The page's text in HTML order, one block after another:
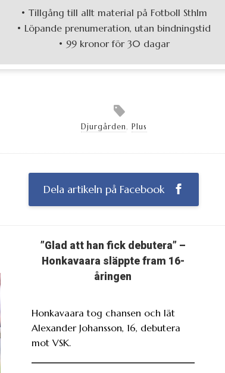
• Tillgång till allt material på Fotboll Sthlm
• Löpande prenumeration, utan bindningstid
• 99 kronor för 30 dagar
Djurgården, Plus
Dela artikeln på Facebook
”Glad att han fick debutera” –
Honkavaara släppte fram 16-
åringen
Honkavaara tog chansen och lät
Alexander Johansson, 16, debutera
mot VSK.